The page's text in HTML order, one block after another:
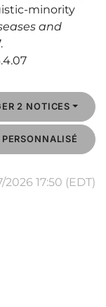
minority
and
2 NOTICES
17:50 (EDT)